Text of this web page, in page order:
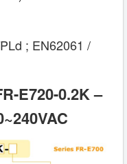
; EN62061 /
E720-0.2K –